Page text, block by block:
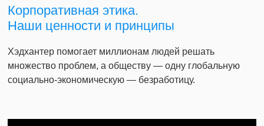
Корпоративная этика.
Наши ценности и принципы
Хэдхантер помогает миллионам людей решать
множество проблем, а обществу — одну глобальную
социально-экономическую — безработицу.